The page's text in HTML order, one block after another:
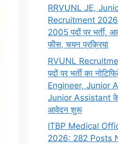
RRVUNL JE,
Recruitment
2005 पदों पर भर्ती,
फीस, चयन प्रक्रिया
RVUNL
पदों पर भर्ती का
Engineer, Junior
Junior Assistant
आवेदन शुरू
ITBP Medical
2026: 282 Posts